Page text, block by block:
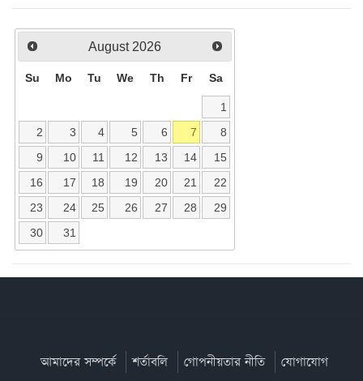
August 2026
Su Mo Tu We Th Fr Sa
1
2
3 4 5 6 7
8
9
10 11 12 13 14
15
16
17 18 19 20 21
22
23
24 25 26 27 28
29
30
31
আমাদের সম্পর্কে শর্তাবলি গোপনীয়তার নীতি যোগাযোগ